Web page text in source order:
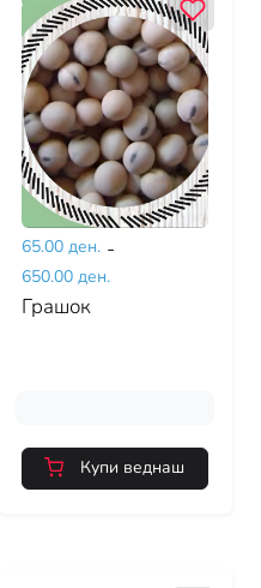
65.00 ден. -
650.00 ден.
Грашок
Купи веднаш